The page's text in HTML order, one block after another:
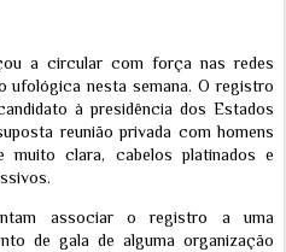
a circular com força nas redes
ufológica nesta semana. O registro
à presidência dos Estados
reunião privada com homens
muito clara, cabelos platinados e
associar o registro a uma
de gala de alguma organização